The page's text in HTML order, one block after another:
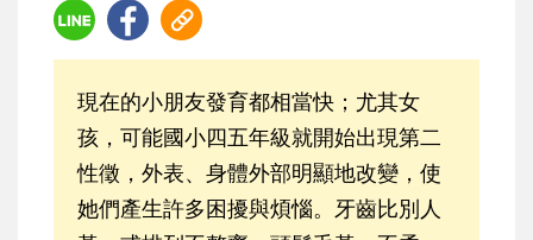
現在的小朋友發育都相當快；尤其女
孩，可能國小四五年級就開始出現第二
性徵，外表、身體外部明顯地改變，使
她們產生許多困擾與煩惱。牙齒比別人